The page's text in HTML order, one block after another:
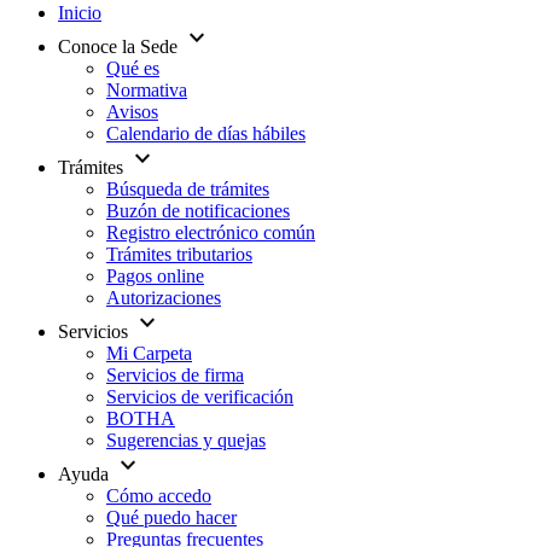
Inicio
Conoce la Sede expand_more
Qué es
Normativa
Avisos
Calendario de días hábiles
Trámites expand_more
Búsqueda de trámites
Buzón de notificaciones
Registro electrónico común
Trámites tributarios
Pagos online
Autorizaciones
Servicios expand_more
Mi Carpeta
Servicios de firma
Servicios de verificación
BOTHA
Sugerencias y quejas
Ayuda
expand_more
Cómo accedo
Qué puedo hacer
Preguntas frecuentes